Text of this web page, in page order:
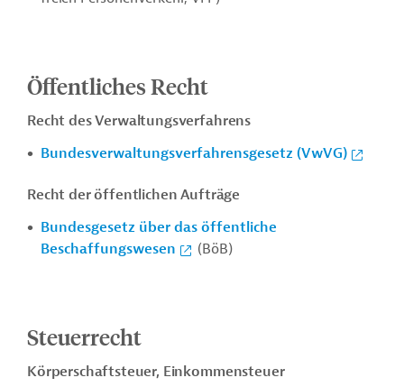
Öffentliches Recht
Recht des Verwaltungsverfahrens
Bundesverwaltungsverfahrensgesetz (VwVG)
Recht der öffentlichen Aufträge
Bundesgesetz über das öffentliche
Beschaffungswesen
(BöB)
Steuerrecht
Körperschaftsteuer, Einkommensteuer